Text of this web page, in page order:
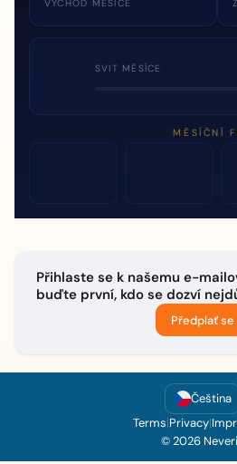
VÝCHOD MĚSÍCE
SVIT MĚSÍCE
MĚSÍČNÍ
Přihlaste se k našemu e-
buďte první, kdo se dozví
Předplať se
Čeština
Terms|Privacy|
© 2026